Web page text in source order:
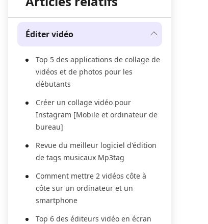
Éditer vidéo
Top 5 des applications de collage de
vidéos et de photos pour les
débutants
Créer un collage vidéo pour
Instagram [Mobile et ordinateur de
bureau]
Revue du meilleur logiciel d'édition
de tags musicaux Mp3tag
Comment mettre 2 vidéos côte à
côte sur un ordinateur et un
smartphone
Top 6 des éditeurs vidéo en écran